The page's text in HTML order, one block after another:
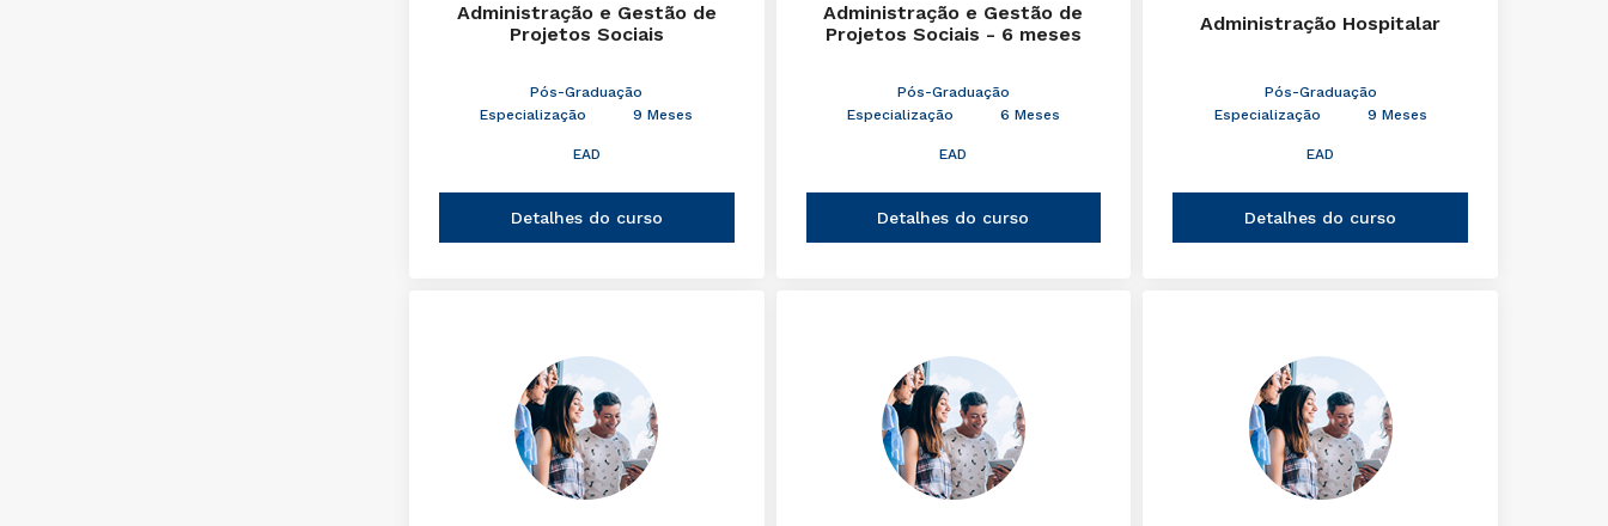
Administração e Gestão de
Projetos Sociais
Pós-Graduação
Especialização
9 Meses
EAD
Detalhes do curso
Administração e Gestão de
Projetos Sociais - 6 meses
Pós-Graduação
Especialização
6 Meses
EAD
Detalhes do curso
Administração Hospitalar
Pós-Graduação
Especialização
9 Meses
EAD
Detalhes do curso